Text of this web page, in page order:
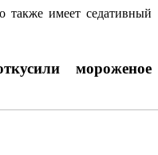
также имеет седативный
мороженое